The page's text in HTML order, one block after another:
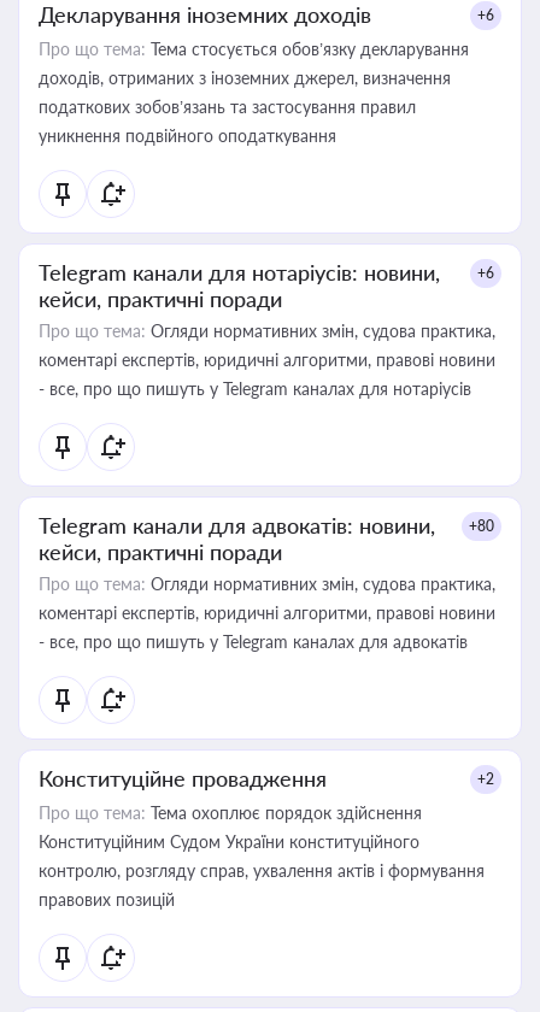
Декларування іноземних доходів +6
Про що тема: Тема стосується обов’язку декларування
доходів, отриманих з іноземних джерел, визначення
податкових зобов’язань та застосування правил
уникнення подвійного оподаткування
Telegram канали для нотаріусів: новини,
кейси, практичні поради
+6
Про що тема: Огляди нормативних змін, судова практика,
коментарі експертів, юридичні алгоритми, правові новини
- все, про що пишуть у Telegram каналах для нотаріусів
Telegram канали для адвокатів: новини,
кейси, практичні поради
+80
Про що тема: Огляди нормативних змін, судова практика,
коментарі експертів, юридичні алгоритми, правові новини
- все, про що пишуть у Telegram каналах для адвокатів
Конституційне провадження +2
Про що тема: Тема охоплює порядок здійснення
Конституційним Судом України конституційного
контролю, розгляду справ, ухвалення актів і формування
правових позицій